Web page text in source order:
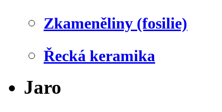
Zkameněliny (fosilie)
Řecká keramika
Jaro